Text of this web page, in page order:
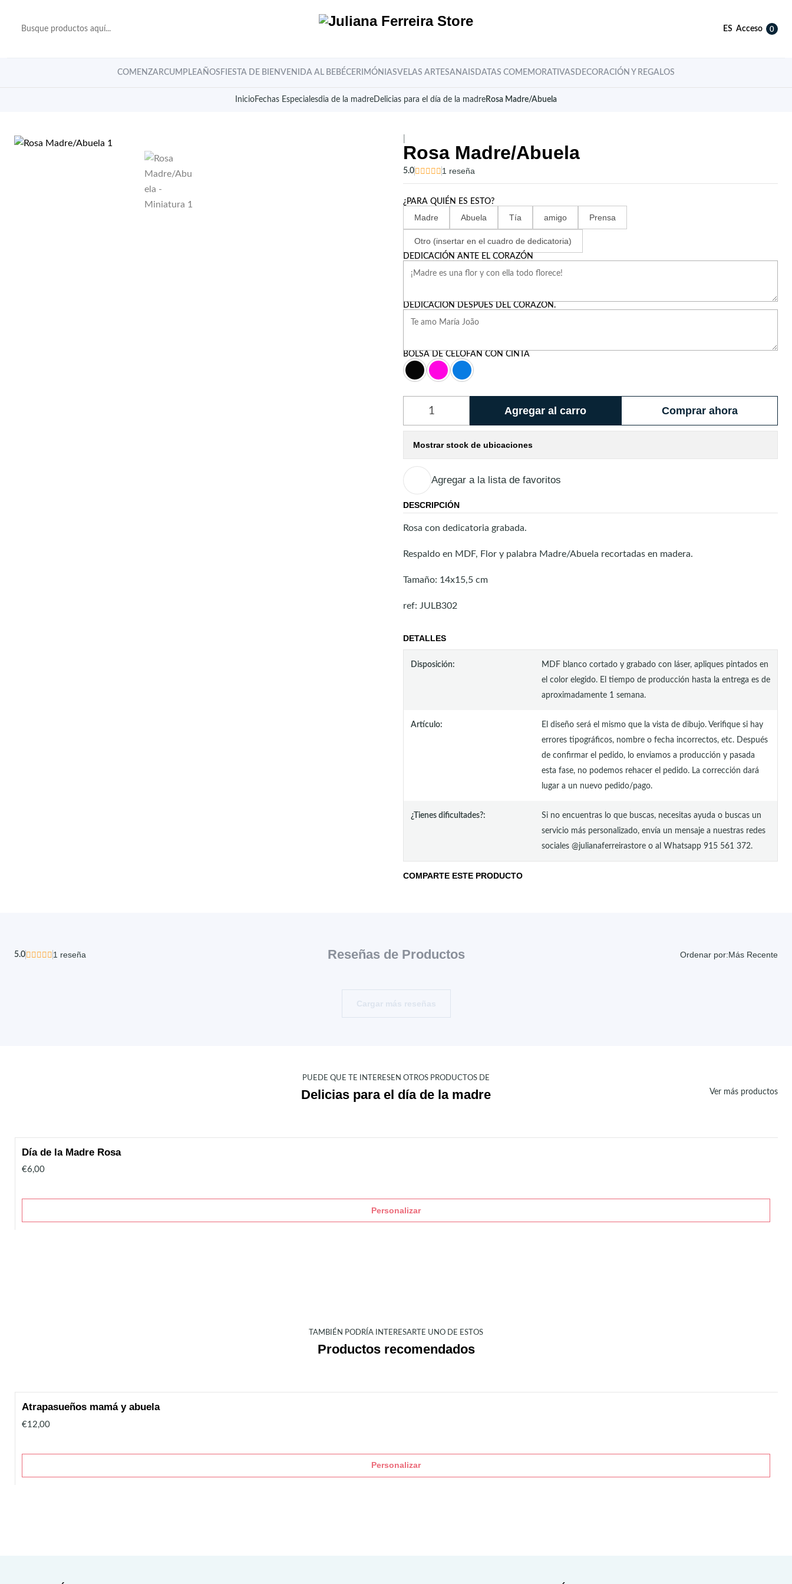
ES Acceso 0
COMENZARCUMPLEAÑOS FIESTA DE BIENVENIDA AL BEBÉCERIMÓNIASVELAS ARTESANAIS DATAS COMEMORATIVAS DECORACIÓN Y REGALOS
InicioFechas Especialesdia de la madreDelicias para el día de la madreRosa Madre/Abuela
Rosa Madre/Abuela
5.0 1 reseña
¿PARA QUIÉN ES ESTO?
Madre Abuela Tía amigo Prensa
Otro (insertar en el cuadro de dedicatoria)
DEDICACIÓN ANTE EL CORAZÓN
DEDICACIÓN DESPUÉS DEL CORAZÓN.
BOLSA DE CELOFÁN CON CINTA
Cantidad
Agregar al carro Comprar ahora
Mostrar stock de ubicaciones
Agregar a la lista de favoritos
DESCRIPCIÓN
Rosa con dedicatoria grabada.
Respaldo en MDF, Flor y palabra Madre/Abuela recortadas en madera.
Tamaño: 14x15,5 cm
ref: JULB302
DETALLES
Disposición:
MDF blanco cortado y grabado con láser, apliques pintados en
el color elegido. El tiempo de producción hasta la entrega es de
aproximadamente 1 semana.
Artículo:
El diseño será el mismo que la vista de dibujo. Verifique si hay
errores tipográficos, nombre o fecha incorrectos, etc. Después
de confirmar el pedido, lo enviamos a producción y pasada
esta fase, no podemos rehacer el pedido. La corrección dará
lugar a un nuevo pedido/pago.
¿Tienes dificultades?:
Si no encuentras lo que buscas, necesitas ayuda o buscas un
servicio más personalizado, envía un mensaje a nuestras redes
sociales @julianaferreirastore o al Whatsapp 915 561 372.
COMPARTE ESTE PRODUCTO
Reseñas de Productos
5.0 1 reseña Ordenar por:Más Recente
Cargar más reseñas
PUEDE QUE TE INTERESEN OTROS PRODUCTOS DE
Delicias para el día de la madre Ver más productos
Día de la Madre Rosa
€6,00
Personalizar
TAMBIÉN PODRÍA INTERESARTE UNO DE ESTOS
Productos recomendados
Atrapasueños mamá y abuela
€12,00
Personalizar